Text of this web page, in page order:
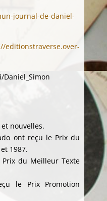
journal-de-daniel-
editionstraverse.over-
nouvelles.
ont reçu le Prix du
1987.
du Meilleur Texte
le Prix Promotion